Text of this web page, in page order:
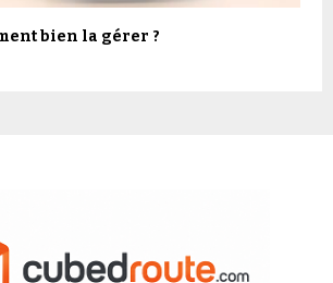
bien la gérer ?